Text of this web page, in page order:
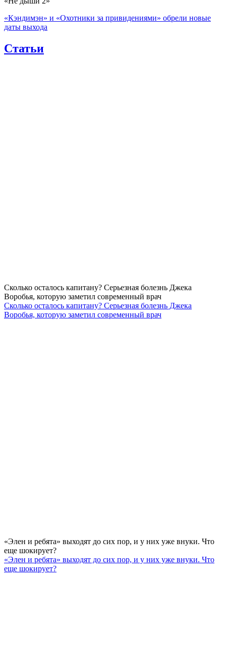
«Кэндимэн» и «Охотники за привидениями» обрели новые
даты выхода
Статьи
Сколько осталось капитану? Серьезная болезнь Джека
Воробья, которую заметил современный врач
Сколько осталось капитану? Серьезная болезнь Джека
Воробья, которую заметил современный врач
«Элен и ребята» выходят до сих пор, и у них уже внуки. Что
еще шокирует?
«Элен и ребята» выходят до сих пор, и у них уже внуки. Что
еще шокирует?